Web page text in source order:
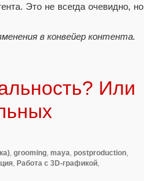
Это не всегда очевидно, но
в конвейер контента.
Или
, grooming, maya, postproduction,
, Работа с 3D-графикой,